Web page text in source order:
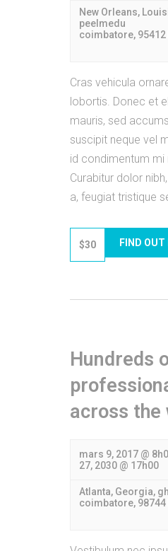
New Orleans,
peelmedu
coimbatore, 95412
Cras vehicula
lobortis. Donec et
mauris, sed
suscipit neque vel
id condimentum mi
Curabitur dolor
a, feugiat tristique
$30 FIND OUT
Hundreds
across the
mars 9, 2017 @
27, 2030 @ 17h00
Atlanta, Georgia,
coimbatore, 98744